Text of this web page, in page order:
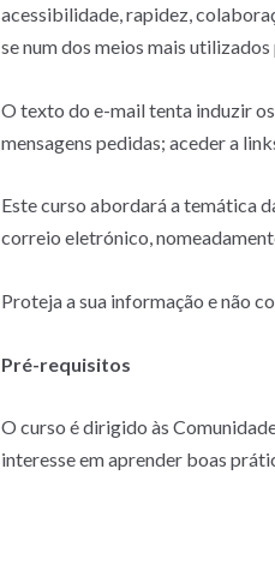
acessibilidade, rapidez,
se num dos meios mais
O texto do e-mail tenta induzir
mensagens pedidas; aceder a
Este curso abordará a temática
correio eletrónico,
Proteja a sua informação e não
Pré-requisitos
O curso é dirigido às
interesse em aprender boas